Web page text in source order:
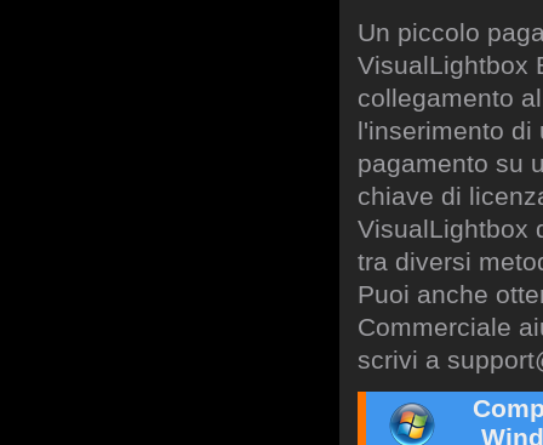
Un piccolo
VisualLightbox
collegamento
l'inserimento di
pagamento su
chiave di
VisualLightbox
tra diversi
Puoi anche
Commerciale
scrivi a